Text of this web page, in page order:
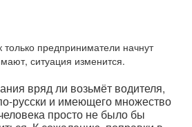
предприниматели начнут
ситуация изменится.
вряд ли возьмёт водителя,
русски и имеющего множество
просто не было бы